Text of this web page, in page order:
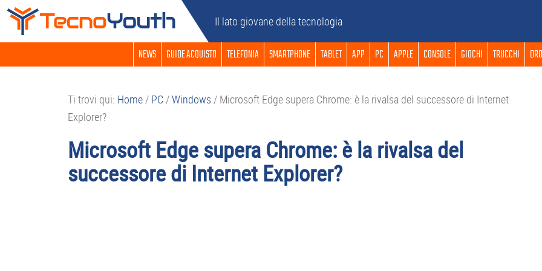
Passa
navigazione
Passa
contenuto
Passa
barra
Passa
piè
Il lato giovane della tecnologia
NEWS GUIDE ACQUISTO TELEFONIA SMARTPHONE TABLET APP PC APPLE CONSOLE GIOCHI TRUCCHI
Ti trovi qui: Home/ PC/Windows / Microsoft Edge supera Chrome: è la rivalsa del successore di Internet
Explorer?
Microsoft Edge supera Chrome: è la rivalsa del
successore di Internet Explorer?